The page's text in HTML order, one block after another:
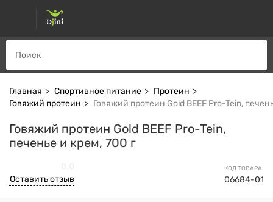
Главная Спортивное питание
Протеин
Говяжий протеин
Говяжий протеин Gold BEEF Pro-Tein,
Говяжий протеин Gold BEEF Pro-Tein,
печенье и крем, 700 г
КОД ТОВАРА:
06684-01
Оставить отзыв